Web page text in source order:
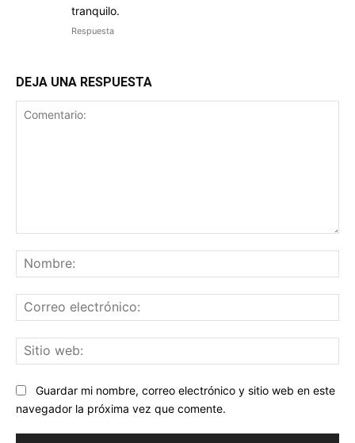
tranquilo.
Respuesta
DEJA UNA RESPUESTA
Guardar mi nombre, correo electrónico y sitio web en este
navegador la próxima vez que comente.